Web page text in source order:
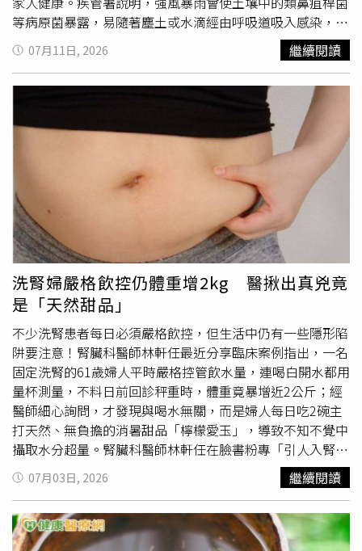
為宜，並搭配半碗至一碗的飯與兩拳頭份量的蔬菜，才是營
養的黃金比例。他也特別呼籲減重族群，千萬不要盲目實施
「只吃魚、不吃澱粉」的極端飲食法，否則下午容易因飢餓
而心慌，導致晚上引發暴食反彈；適量攝取白飯或地瓜等優
等病原菌暴露，易隨著塵土或水滴經由呼吸道吸入感染，慢
性病患（如糖尿病、肺病、肝病、腎病、癌症或免疫功能受
損者等重症高風險族群），在颱風期間應儘量待在室內、緊
閉門窗，若必須在室內外清理環境時均建議佩戴口罩。疾管
署提到，處理積水、污泥或災害廢棄物時，應穿著雨鞋或防
水長靴、配戴防水手套及口罩，切勿赤手赤腳或穿拖鞋，避
免皮膚傷口接觸病菌，或遭生鏽鐵釘、鐵片割刺傷而引發感
染。疾管署表示，風災過後1週為登革熱防治的關鍵期，雨
停後請民眾務必主動巡檢居家環境，動手清理生活周遭的積
水環境與器物，仔細巡視戶內外盆栽底盤、廢棄輪胎等各式
殘留積水容器，將積水
並徹底刷洗去除蟲卵，大型廢棄
容器可聯絡清潔隊協助清運。若民眾出現發燒、頭痛、後眼
窩痛、肌肉關節痛或出疹等登革熱疑似症狀，請儘速就醫並
主動告知活動史，以利醫師及早診斷。疾管署指出，颱風期
間如蓄水池遭污水侵入，應確實清洗、消毒後再蓄水，並將
水徹底煮沸後再飲用；泡過水或解凍過久的食物請勿食用。
居家環境可用市售含氯漂白水稀釋100倍擦拭；廚具及餐具
應煮沸消毒，或用10公升清水加40毫升漂白水稀釋進行消
毒，並以清水沖洗乾淨後再使用。同時注意手部清潔，依照
「濕、搓、沖、捧、擦」5步驟正確洗手，全面防範腸道傳
染病。
07月11日, 2026 繼續閱讀
洗腎婦嚴格飲控仍體重增2kg 醫揪出真兇竟
是「天然甜品」
不少洗腎患者每日必須嚴格飲控，但生活中仍有一些隱形陷
阱要注意！腎臟科醫師林軒任最近分享臨床案例指出，一名
固定洗腎的61歲婦人平時嚴格控管飲水量，連喝白開水都用
量杯測量，不料日前回診秤重時，體重竟暴增近2公斤；經
醫師細心詢問，才發現與喝水無關，而是婦人每日吃2碗主
打天然、無負擔的消暑甜品「檸檬愛玉」，導致不知不覺中
攝取水分超量。腎臟科醫師林軒任在臉書粉專「引人入腎・
林軒任醫師」發文表示，他有一名患者是61歲的阿雪姨，過
去她從事裁縫業30多年，對數字極為精準，洗腎2年多來嚴
格遵循醫囑，戒掉手搖飲和吃湯麵不喝湯，甚至連家裡水壺
都貼上刻度貼紙。不過今年夏天因為天氣炎熱，阿雪姨每日
下午及傍晚都會各吃一碗市場販售的天然檸檬愛玉，她認為
07月03日, 2026 繼續閱讀